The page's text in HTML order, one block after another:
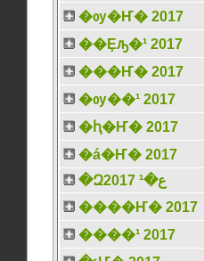
�ѹ�Ҥ� 2017
��Ȩԡ�¹ 2017
���Ҥ� 2017
�ѹ��¹ 2017
�ԧ�Ҥ� 2017
�á�Ҥ� 2017
�Զع�¹ 2017
����Ҥ� 2017
����¹ 2017